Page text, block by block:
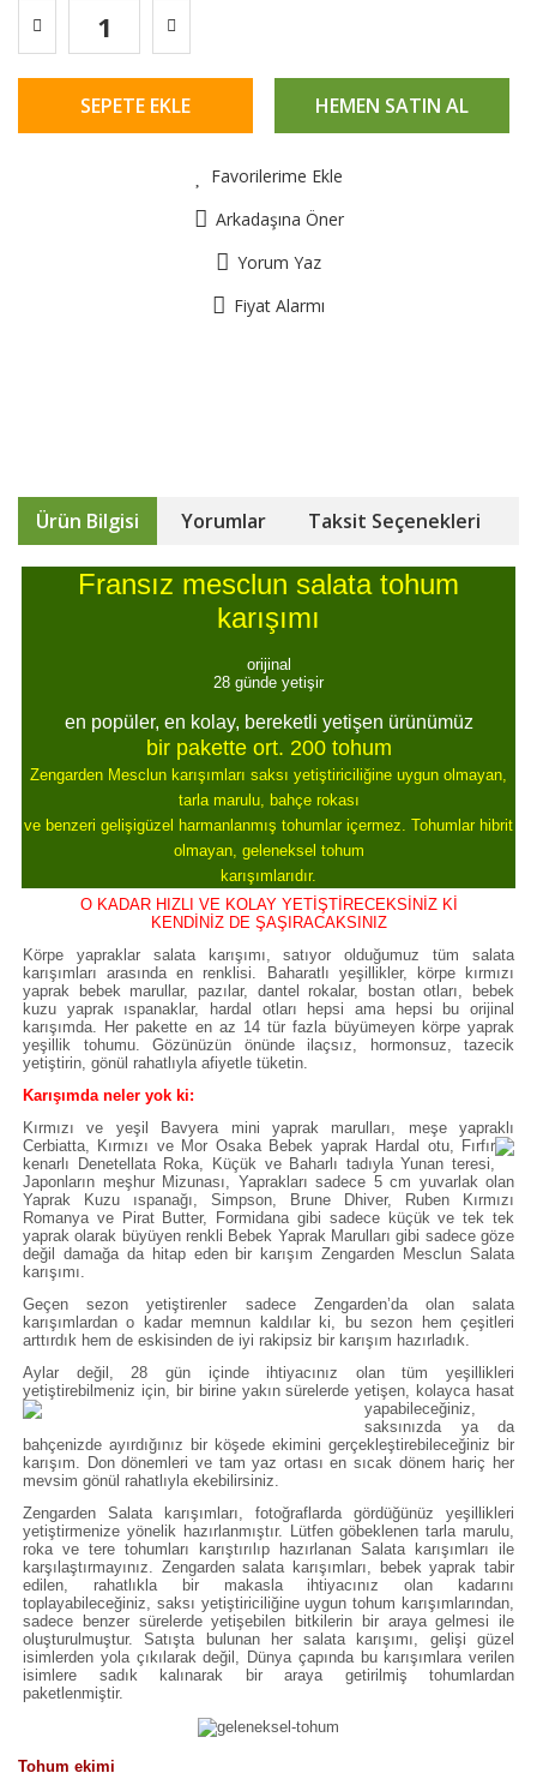
SEPETE EKLE HEMEN SATIN AL
Favorilerime Ekle
Arkadaşına Öner
Yorum Yaz
Fiyat Alarmı
Ürün Bilgisi Yorumlar Taksit Seçenekleri
Fransız mesclun salata tohum
karışımı
orijinal
28 günde yetişir
en popüler, en kolay, bereketli yetişen ürünümüz
bir pakette ort. 200 tohum
Zengarden Mesclun karışımları saksı yetiştiriciliğine uygun olmayan,
tarla marulu, bahçe rokası
ve benzeri gelişigüzel harmanlanmış tohumlar içermez. Tohumlar hibrit
olmayan, geleneksel tohum
karışımlarıdır.
O KADAR HIZLI VE KOLAY YETİŞTİRECEKSİNİZ Kİ
KENDİNİZ DE ŞAŞIRACAKSINIZ
Körpe yapraklar salata karışımı, satıyor olduğumuz tüm salata
karışımları arasında en renklisi. Baharatlı yeşillikler, körpe kırmızı
yaprak bebek marullar, pazılar, dantel rokalar, bostan otları, bebek
kuzu yaprak ıspanaklar, hardal otları hepsi ama hepsi bu orijinal
karışımda. Her pakette en az 14 tür fazla büyümeyen körpe yaprak
yeşillik tohumu. Gözünüzün önünde ilaçsız, hormonsuz, tazecik
yetiştirin, gönül rahatlıyla afiyetle tüketin.
Karışımda neler yok ki:
Kırmızı ve yeşil Bavyera mini yaprak marulları, meşe yapraklı
Cerbiatta, Kırmızı ve Mor Osaka Bebek yaprak Hardal otu, Fırfır
kenarlı Denetellata Roka, Küçük ve Baharlı tadıyla Yunan teresi,
Japonların meşhur Mizunası, Yaprakları sadece 5 cm yuvarlak olan
Yaprak Kuzu ıspanağı, Simpson, Brune Dhiver, Ruben Kırmızı
Romanya ve Pirat Butter, Formidana gibi sadece küçük ve tek tek
yaprak olarak büyüyen renkli Bebek Yaprak Marulları gibi sadece göze
değil damağa da hitap eden bir karışım Zengarden Mesclun Salata
karışımı.
Geçen sezon yetiştirenler sadece Zengarden’da olan salata
karışımlardan o kadar memnun kaldılar ki, bu sezon hem çeşitleri
arttırdık hem de eskisinden de iyi rakipsiz bir karışım hazırladık.
Aylar değil, 28 gün içinde ihtiyacınız olan tüm yeşillikleri
yetiştirebilmeniz için, bir birine yakın sürelerde yetişen, kolayca hasat
yapabileceğiniz,
saksınızda ya da
bahçenizde ayırdığınız bir köşede ekimini gerçekleştirebileceğiniz bir
karışım. Don dönemleri ve tam yaz ortası en sıcak dönem hariç her
mevsim gönül rahatlıyla ekebilirsiniz.
Zengarden Salata karışımları, fotoğraflarda gördüğünüz yeşillikleri
yetiştirmenize yönelik hazırlanmıştır. Lütfen göbeklenen tarla marulu,
roka ve tere tohumları karıştırılıp hazırlanan Salata karışımları ile
karşılaştırmayınız. Zengarden salata karışımları, bebek yaprak tabir
edilen, rahatlıkla bir makasla ihtiyacınız olan kadarını
toplayabileceğiniz, saksı yetiştiriciliğine uygun tohum karışımlarından,
sadece benzer sürelerde yetişebilen bitkilerin bir araya gelmesi ile
oluşturulmuştur. Satışta bulunan her salata karışımı, gelişi güzel
isimlerden yola çıkılarak değil, Dünya çapında bu karışımlara verilen
isimlere sadık kalınarak bir araya getirilmiş tohumlardan
paketlenmiştir.
Tohum ekimi